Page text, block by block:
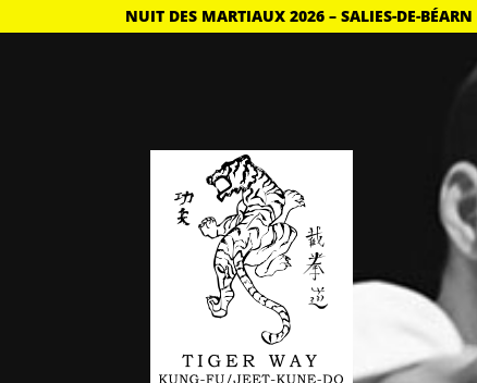
NUIT DES MARTIAUX 2026 – SALIES-DE-